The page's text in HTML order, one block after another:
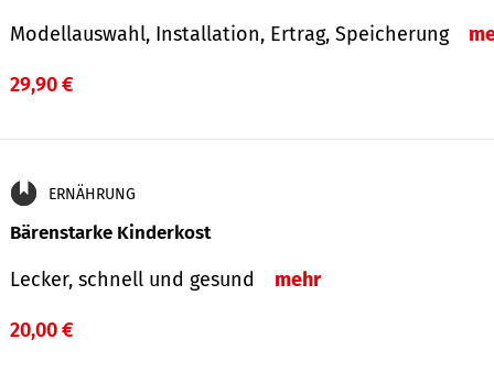
Modellauswahl, Installation, Ertrag, Speicherung
29,90 €
ERNÄHRUNG
Bärenstarke Kinderkost
Lecker, schnell und gesund mehr
20,00 €